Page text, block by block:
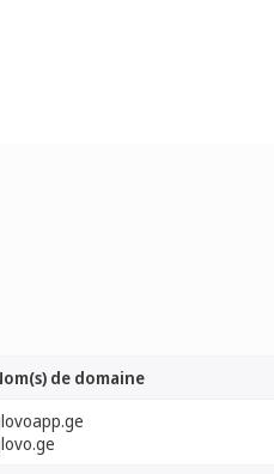
de domaine